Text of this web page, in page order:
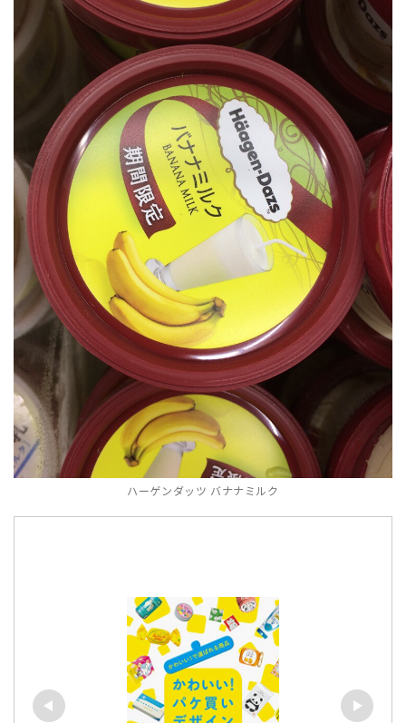
ハーゲンダッツ バナナミルク